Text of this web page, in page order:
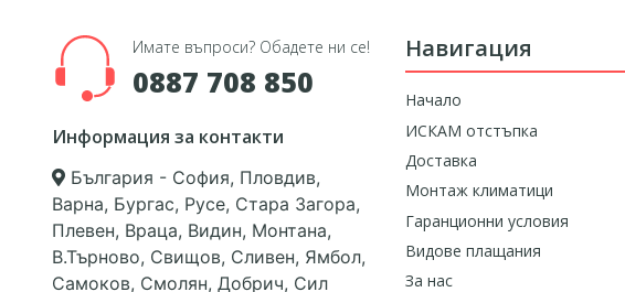
Имате въпроси? Обадете ни се!
0887 708 850
Информация за контакти
България - София, Пловдив,
Варна, Бургас, Русе, Стара Загора,
Плевен, Враца, Видин, Монтана,
В.Търново, Свищов, Сливен, Ямбол,
Самоков, Смолян, Добрич, Сил
Навигация
Начало
ИСКАМ отстъпка
Доставка
Монтаж климатици
Гаранционни условия
Видове плащания
За нас